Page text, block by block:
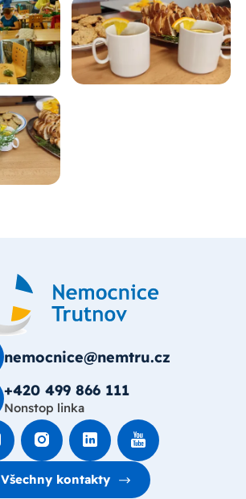
nemocnice@nemtru.cz
+420 499 8­66 111
Nonstop linka
Všechny kontakty